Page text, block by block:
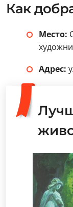
Как
Место:
Адрес: